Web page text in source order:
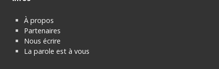
À propos
Partenaires
Nous écrire
La parole est à vous